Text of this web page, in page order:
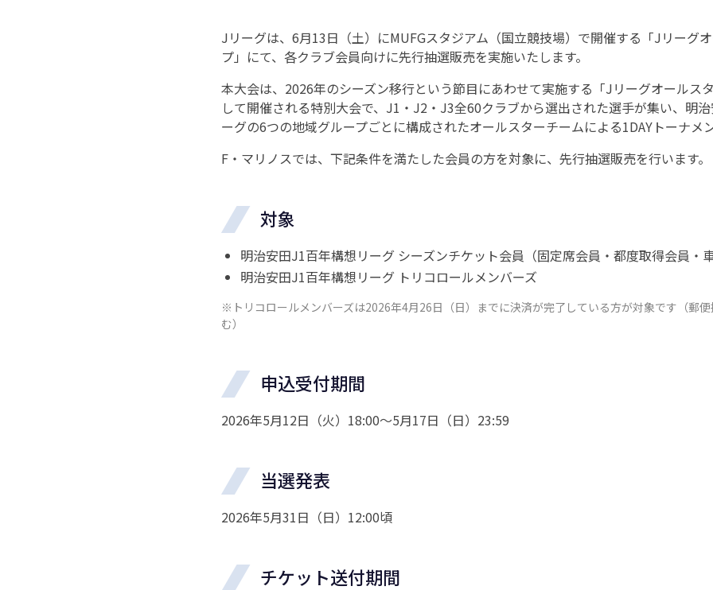
Jリーグは、6月13日（土）にMUFGスタジアム（国立競技場）で開催する「Jリーグ
プ」にて、各クラブ会員向けに先行抽選販売を実施いたします。
本大会は、2026年のシーズン移行という節目にあわせて実施する「Jリーグオールス
して開催される特別大会で、J1・J2・J3全60クラブから選出された選手が集い、明
ーグの6つの地域グループごとに構成されたオールスターチームによる1DAYトーナメン
F・マリノスでは、下記条件を満たした会員の方を対象に、先行抽選販売を行います。
対象
明治安田J1百年構想リーグ シーズンチケット会員（固定席会員・都度取得会員・車
明治安田J1百年構想リーグ トリコロールメンバーズ
※トリコロールメンバーズは2026年4月26日（日）までに決済が完了している方が対象です（郵
む）
申込受付期間
2026年5月12日（火）18:00～5月17日（日）23:59
当選発表
2026年5月31日（日）12:00頃
チケット送付期間